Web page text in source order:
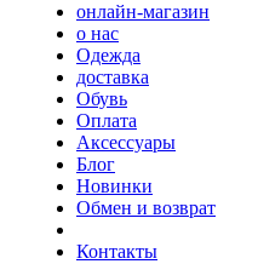
онлайн-магазин
о нас
Одежда
доставка
Обувь
Оплата
Аксессуары
Блог
Новинки
Обмен и возврат
Контакты